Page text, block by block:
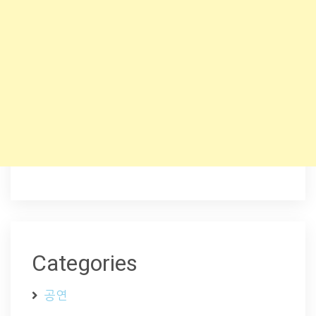
Categories
공연